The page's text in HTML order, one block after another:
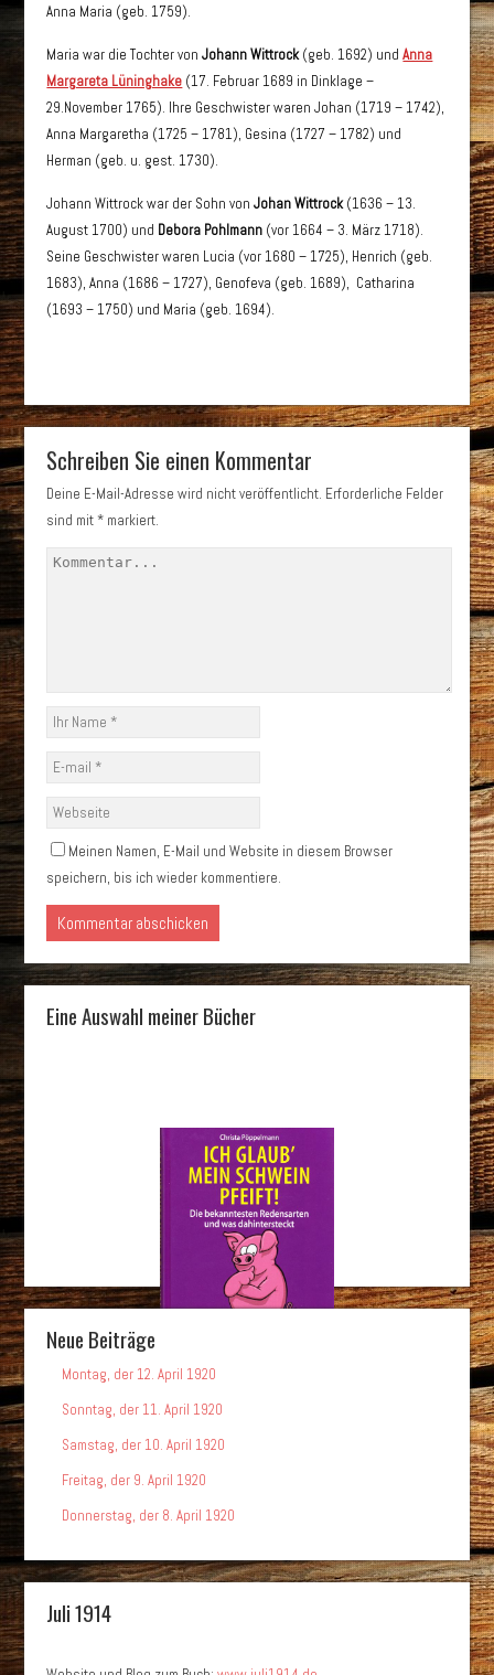
Anna Maria (geb. 1759).
Maria war die Tochter vonJohann Wittrock(geb. 1692) undAnna
Margareta Lüninghake (17. Februar 1689 in Dinklage –
29.November 1765). Ihre Geschwister waren Johan (1719 – 1742),
Anna Margaretha (1725 – 1781), Gesina (1727 – 1782) und
Herman (geb. u. gest. 1730).
Johann Wittrock war der Sohn vonJohan Wittrock(1636 – 13.
August 1700) und Debora Pohlmann (vor 1664 – 3. März 1718).
Seine Geschwister waren Lucia (vor 1680 – 1725), Henrich (geb.
1683), Anna (1686 – 1727), Genofeva (geb. 1689), Catharina
(1693 – 1750) und Maria (geb. 1694).
Schreiben Sie einen Kommentar
Deine E-Mail-Adresse wird nicht veröffentlicht. Erforderliche Felder
sind mit * markiert.
Meinen Namen, E-Mail und Website in diesem Browser
speichern, bis ich wieder kommentiere.
Eine Auswahl meiner Bücher
Neue Beiträge
Montag, der 12. April 1920
Sonntag, der 11. April 1920
Samstag, der 10. April 1920
Freitag, der 9. April 1920
Donnerstag, der 8. April 1920
Juli 1914